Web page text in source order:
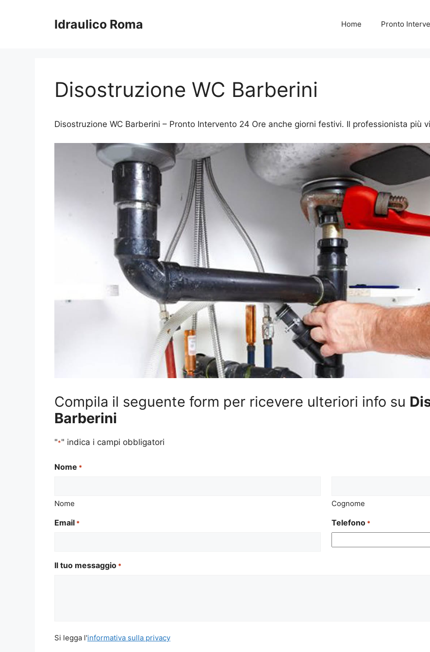
Idraulico Roma Home Pronto
Disostruzione WC Barberini
Disostruzione WC Barberini – Pronto Intervento 24 Ore anche giorni festivi. Il professionista più
Compila il seguente form per ricevere ulteriori info su
Barberini
"*" indica i campi obbligatori
Nome *
Nome Cognome
Email * Telefono *
Il tuo messaggio *
Si
Si legga l'informativa sulla privacy